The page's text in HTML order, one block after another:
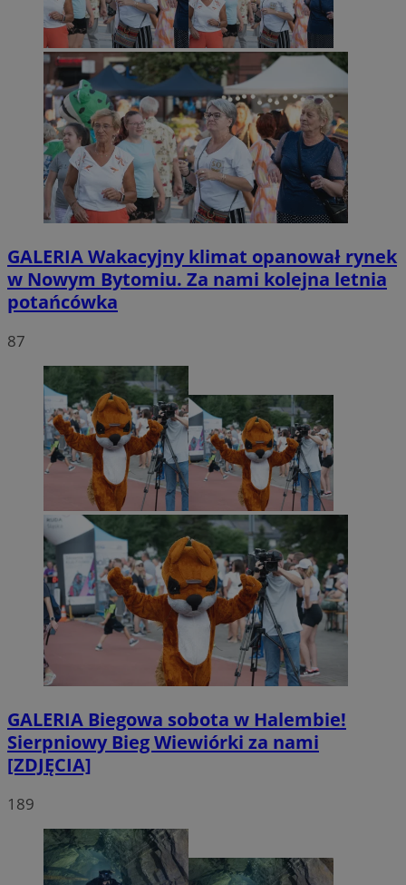
GALERIAWakacyjny klimat opanował rynek
w Nowym Bytomiu. Za nami kolejna letnia
potańcówka
87
GALERIA Biegowa sobota w Halembie!
Sierpniowy Bieg Wiewiórki za nami
[ZDJĘCIA]
189